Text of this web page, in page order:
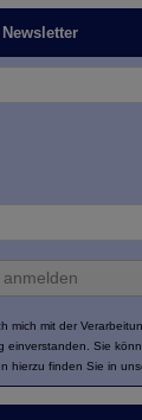
Newsletter
anmelden
mich mit der
einverstanden. Sie
hierzu finden Sie in